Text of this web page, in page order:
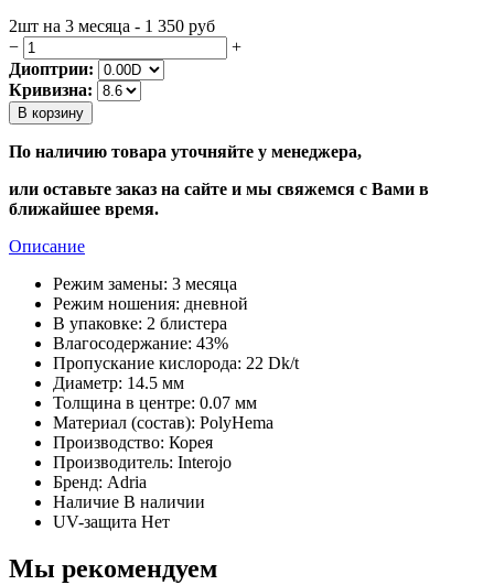
2шт на 3 месяца - 1 350 руб
−
+
Диоптрии:
Кривизна:
В корзину
По наличию товара уточняйте у менеджера,
или оставьте заказ на сайте и мы свяжемся с Вами в
ближайшее время.
Описание
Режим замены: 3 месяца
Режим ношения: дневной
В упаковке: 2 блистера
Влагосодержание: 43%
Пропускание кислорода: 22 Dk/t
Диаметр: 14.5 мм
Толщина в центре: 0.07 мм
Материал (состав): PolyHema
Производство: Корея
Производитель: Interojo
Бренд: Adria
Наличие В наличии
UV-защита Нет
Мы рекомендуем